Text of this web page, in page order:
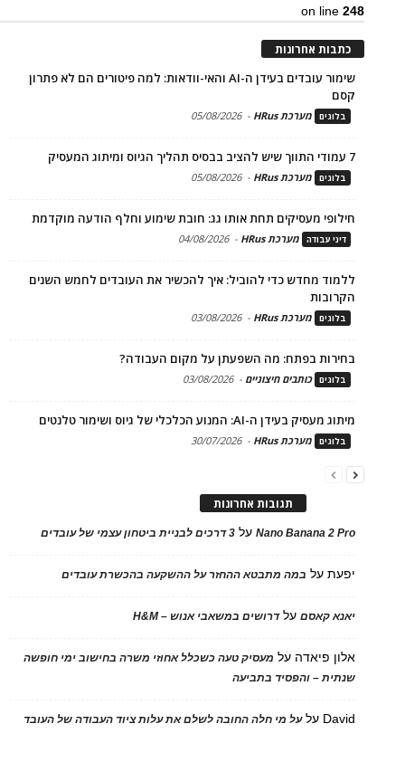
on line248
כתבות אחרונות
שימור עובדים בעידן ה-AI והאי-וודאות: למה פיטורים הם לא פתרון
קסם
בלוגים מערכת HRus -
05/08/2026
7 עמודי התווך שיש להציב בבסיס תהליך הגיוס ומיתוג המעסיק
בלוגים מערכת HRus -
05/08/2026
חילופי מעסיקים תחת אותו גג: חובת שימוע וחלף הודעה מוקדמת
דיני עבודה מערכת HRus -
04/08/2026
ללמוד מחדש כדי להוביל: איך להכשיר את העובדים לחמש השנים
הקרובות
בלוגים מערכת HRus -
03/08/2026
בחירות בפתח: מה השפעתן על מקום העבודה?
בלוגים כותבים חיצוניים -
03/08/2026
מיתוג מעסיק בעידן ה-AI: המנוע הכלכלי של גיוס ושימור טלנטים
בלוגים מערכת HRus -
30/07/2026
תגובות אחרונות
Nano Banana 2 Proעל 3 דרכים לבניית ביטחון עצמי של עובדים
יפעתעל במה מתבטא ההחזר על ההשקעה בהכשרת עובדים
יאנא קאסםעלדרושים במשאבי אנוש – H&M
אלון פיאדה על מעסיק טעה כשכלל אחוזי משרה בחישוב ימי חופשה
שנתית – והפסיד בתביעה
David עלעל מי חלה החובה לשלם את עלות ציוד העבודה של העובד